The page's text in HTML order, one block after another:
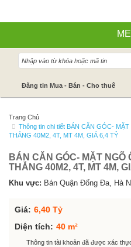
Nhà đất bán
Cần mua - Cần thuê
Dự án
Đăng tin Mua - Bán - Cho thuê
Trang Chủ
Thông tin chi tiết BÁN CĂN GÓC-
THẮNG 40M2, 4T, MT 4M, GIÁ 6,4 TỶ
BÁN CĂN GÓC- MẶT
THẮNG 40M2, 4T, MT 4M,
Khu vực: Bán Quận Đống Đa, Hà
Giá: 6,40 Tỷ
Diện tích: 40 m²
Thông tin tài khoản đã được xác